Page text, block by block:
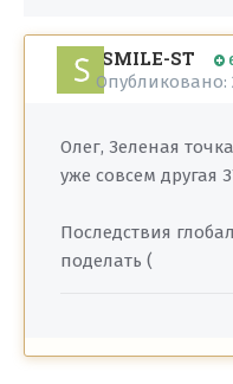
SMILE-ST
Опубликовано:
Олег, Зеленая
уже совсем другая
Последствия
поделать (